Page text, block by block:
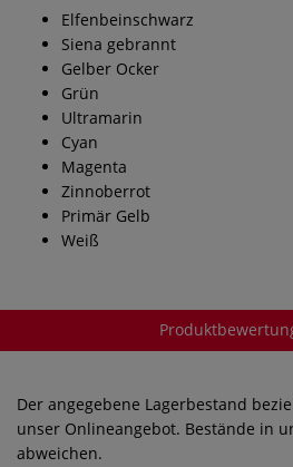
Elfenbeinschwarz
Siena gebrannt
Gelber Ocker
Grün
Ultramarin
Cyan
Magenta
Zinnoberrot
Primär Gelb
Weiß
Der angegebene Lagerbestand
unser Onlineangebot. Bestände in
abweichen.